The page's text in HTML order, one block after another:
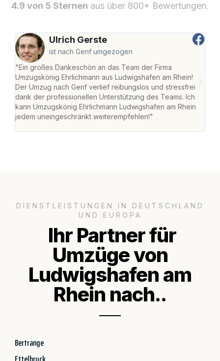
4.9 von 5 Sternen aus über 800+ Bewertungen.
Ulrich Gerste
ist nach Genf umgezogen
"Ein großes Dankeschön an das Team der Firma
Umzugskönig Ehrlichmann aus Ludwigshafen am Rhein!
Der Umzug nach Genf verlief reibungslos und stressfrei
dank der professionellen Unterstützung des Teams. Ich
kann Umzugskönig Ehrlichmann Ludwigshafen am Rhein
jedem uneingeschränkt weiterempfehlen!"
DIENSTLEISTUNGEN IN DEUTSCHLAND
UND EUROPA
Ihr Partner für
Umzüge von
Ludwigshafen am
Rhein nach..
Bertrange